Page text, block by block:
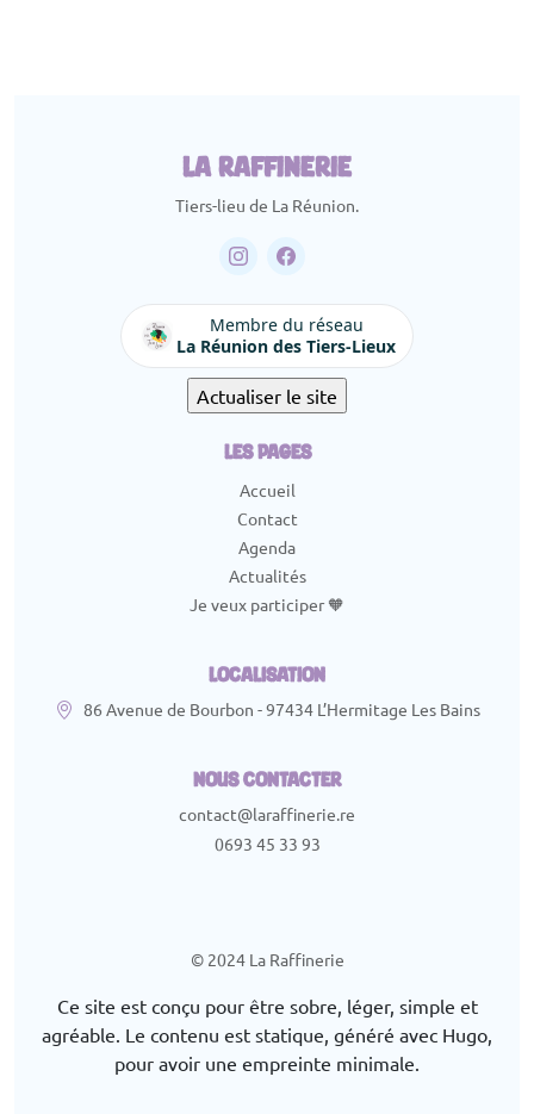
LA RAFFINERIE
Tiers-lieu de La Réunion.
Membre du réseau
La Réunion des Tiers-Lieux
LES PAGES
Accueil
Contact
Agenda
Actualités
Je veux participer 🧡
LOCALISATION
86 Avenue de Bourbon - 97434 L’Hermitage Les Bains
NOUS CONTACTER
contact@laraffinerie.re
0693 45 33 93
© 2024 La Raffinerie
Ce site est conçu pour être sobre, léger, simple et
agréable. Le contenu est statique, généré avec Hugo,
pour avoir une empreinte minimale.